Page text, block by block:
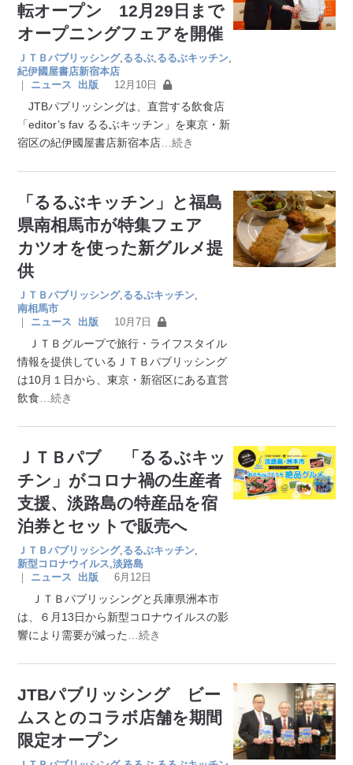
転オープン 12月29日まで
オープニングフェアを開催
ＪＴＢパブリッシング, るるぶ るるぶキッチン
紀伊國屋書店新宿本店
｜
ニュース 出版 12月10日
JTBパブリッシングは、直営する飲食店
「editor’s fav るるぶキッチン」を東京・新
宿区の紀伊國屋書店新宿本店 …続き
「るるぶキッチン」と福島
県南相馬市が特集フェア
カツオを使った新グルメ提
供
ＪＴＢパブリッシング, るるぶキッチン
南相馬市
｜
ニュース 出版 10月7日
ＪＴＢグループで旅行・ライフスタイル
情報を提供しているＪＴＢパブリッシング
は10月１日から、東京・新宿区にある直営
飲食 …続き
ＪＴＢパブ 「るるぶキッ
チン」がコロナ禍の生産者
支援、淡路島の特産品を宿
泊券とセットで販売へ
ＪＴＢパブリッシング, るるぶキッチン
新型コロナウイルス ,淡路島
｜
ニュース 出版 6月12日
ＪＴＢパブリッシングと兵庫県洲本市
は、６月13日から新型コロナウイルスの影
響により需要が減った
…続き
JTBパブリッシング ビー
ムスとのコラボ店舗を期間
限定オープン